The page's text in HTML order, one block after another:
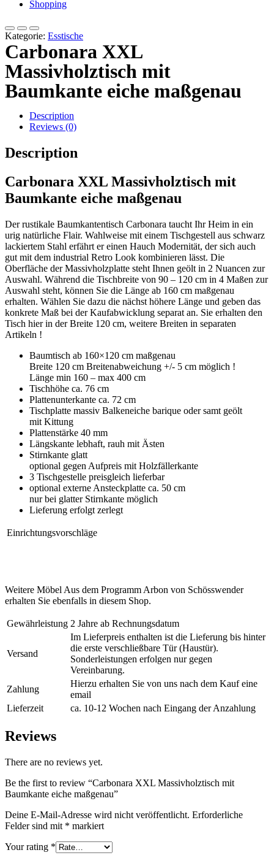
Shopping
Kategorie: Esstische
Carbonara XXL
Massivholztisch mit
Baumkante eiche maßgenau
Description
Reviews (0)
Description
Carbonara XXL Massivholztisch mit
Baumkante eiche maßgenau
Der rustikale Baumkantentisch Carbonara taucht Ihr Heim in ein
urig natürliche Flair. Wahlweise mit einem Tischgestell aus schwarz
lackiertem Stahl erfährt er einen Hauch Modernität, der sich auch
gut mit dem industrial Retro Look kombinieren lässt. Die
Oberfläche der Massivholzplatte steht Ihnen geölt in 2 Nuancen zur
Auswahl. Während die Tischbreite von 90 – 120 cm in 4 Maßen zur
Auswahl steht, können Sie die Länge ab 160 cm maßgenau
erhalten. Wählen Sie dazu die nächst höhere Länge und geben das
konkrete Maß bei der Kaufabwicklung separat an. Sie erhalten den
Tisch hier in der Breite 120 cm, weitere Breiten in separaten
Artikeln !
Baumtisch ab 160×120 cm maßgenau
Breite 120 cm Breitenabweichung +/- 5 cm möglich !
Länge min 160 – max 400 cm
Tischhöhe ca. 76 cm
Plattenunterkante ca. 72 cm
Tischplatte massiv Balkeneiche barique oder samt geölt
mit Kittung
Plattenstärke 40 mm
Längskante lebhaft, rauh mit Ästen
Stirnkante glatt
optional gegen Aufpreis mit Holzfällerkante
3 Tischgestelle preisgleich lieferbar
optional externe Ansteckplatte ca. 50 cm
nur bei glatter Stirnkante möglich
Lieferung erfolgt zerlegt
Einrichtungsvorschläge
Weitere Möbel Aus dem Programm Arbon von Schösswender
erhalten Sie ebenfalls in diesem Shop.
Gewährleistung 2 Jahre ab Rechnungsdatum
Versand
Im Lieferpreis enthalten ist die Lieferung bis hinter
die erste verschließbare Tür (Haustür).
Sonderleistungen erfolgen nur gegen
Vereinbarung.
Zahlung
Hierzu erhalten Sie von uns nach dem Kauf eine
email
Lieferzeit
ca. 10-12 Wochen nach Eingang der Anzahlung
Reviews
There are no reviews yet.
Be the first to review “Carbonara XXL Massivholztisch mit
Baumkante eiche maßgenau”
Deine E-Mail-Adresse wird nicht veröffentlicht. Erforderliche
Felder sind mit * markiert
Your rating *